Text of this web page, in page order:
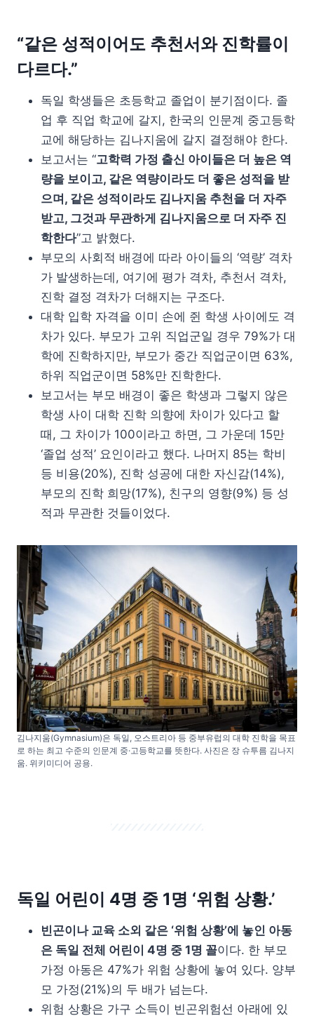
“같은 성적이어도 추천서와 진학률이
다르다.”
독일 학생들은 초등학교 졸업이 분기점이다. 졸
업 후 직업 학교에 갈지, 한국의 인문계 중고등학
교에 해당하는 김나지움에 갈지 결정해야 한다.
보고서는 “고학력 가정 출신 아이들은 더 높은 역
량을 보이고, 같은 역량이라도 더 좋은 성적을 받
으며, 같은 성적이라도 김나지움 추천을 더 자주
받고, 그것과 무관하게 김나지움으로 더 자주 진
학한다”고 밝혔다.
부모의 사회적 배경에 따라 아이들의 ‘역량’ 격차
가 발생하는데, 여기에 평가 격차, 추천서 격차,
진학 결정 격차가 더해지는 구조다.
대학 입학 자격을 이미 손에 쥔 학생 사이에도 격
차가 있다. 부모가 고위 직업군일 경우 79%가 대
학에 진학하지만, 부모가 중간 직업군이면 63%,
하위 직업군이면 58%만 진학한다.
보고서는 부모 배경이 좋은 학생과 그렇지 않은
학생 사이 대학 진학 의향에 차이가 있다고 할
때, 그 차이가 100이라고 하면, 그 가운데 15만
‘졸업 성적’ 요인이라고 했다. 나머지 85는 학비
등 비용(20%), 진학 성공에 대한 자신감(14%),
부모의 진학 희망(17%), 친구의 영향(9%) 등 성
적과 무관한 것들이었다.
김나지움(Gymnasium)은 독일, 오스트리아 등 중부유럽의 대학 진학을 목표
로 하는 최고 수준의 인문계 중·고등학교를 뜻한다. 사진은 장 슈투름 김나지
움. 위키미디어 공용.
독일 어린이 4명 중 1명 ‘위험 상황.’
빈곤이나 교육 소외 같은 ‘위험 상황’에 놓인 아동
은 독일 전체 어린이 4명 중 1명 꼴이다. 한 부모
가정 아동은 47%가 위험 상황에 놓여 있다. 양부
모 가정(21%)의 두 배가 넘는다.
위험 상황은 가구 소득이 빈곤위험선 아래에 있